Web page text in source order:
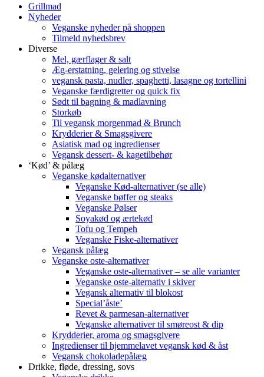
Grillmad
Nyheder
Veganske nyheder på shoppen
Tilmeld nyhedsbrev
Diverse
Mel, gærflager & salt
Æg-erstatning, gelering og stivelse
vegansk pasta, nudler, spaghetti, lasagne og tortellini
Veganske færdigretter og quick fix
Sødt til bagning & madlavning
Storkøb
Til vegansk morgenmad & Brunch
Krydderier & Smagsgivere
Asiatisk mad og ingredienser
Vegansk dessert- & kagetilbehør
‘Kød’ & pålæg
Veganske kødalternativer
Veganske Kød-alternativer (se alle)
Veganske bøffer og steaks
Veganske Pølser
Soyakød og ærtekød
Tofu og Tempeh
Veganske Fiske-alternativer
Vegansk pålæg
Veganske oste-alternativer
Veganske oste-alternativer – se alle varianter
Veganske oste-alternativ i skiver
Vegansk alternativ til blokost
Special’åste’
Revet & parmesan-alternativer
Veganske alternativer til smøreost & dip
Krydderier, aroma og smagsgivere
Ingredienser til hjemmelavet vegansk kød & åst
Vegansk chokoladepålæg
Drikke, fløde, dressing, sovs